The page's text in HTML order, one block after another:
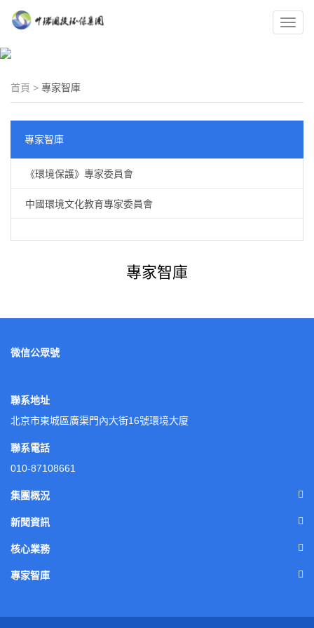
首頁 > 專家智庫
專家智庫
《環境保護》專家委員會
中國環境文化教育專家委員會
專家智庫
微信公眾號
聯系地址
北京市東城區廣渠門內大街16號環境大廈
聯系電話
010-87108661
集團概況
新聞資訊
核心業務
專家智庫